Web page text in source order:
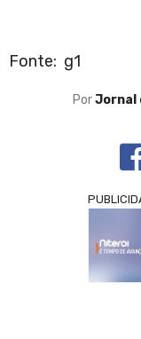
Fonte: g1
PorJornal